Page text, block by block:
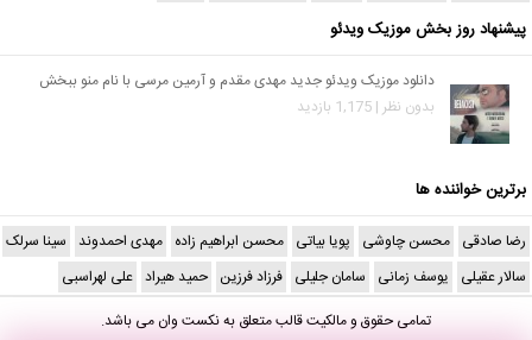
پیشنهاد روز بخش موزیک ویدئو
دانلود موزیک ویدئو جدید مهدی مقدم و آرمین مرسی با نام منو ببخش
بدون نظر | 1,175 بازدید
برترین خواننده ها
رضا صادقی محسن چاوشی پویا بیاتی محسن ابراهیم زاده مهدی احمدوند سینا سرلک
سالار عقیلی یوسف زمانی سامان جلیلی فرزاد فرزین حمید هیراد علی لهراسبی
تمامی حقوق و مالکیت قالب متعلق بهنکست وانمی باشد.